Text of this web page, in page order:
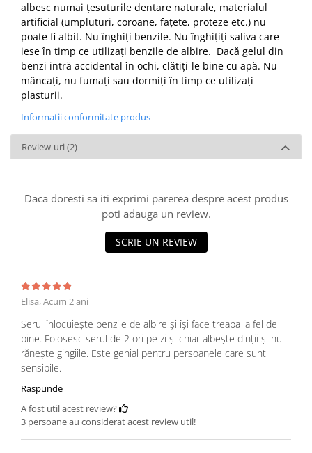
albesc numai țesuturile dentare naturale, materialul
artificial (umpluturi, coroane, fațete, proteze etc.) nu
poate fi albit. Nu înghiți benzile. Nu înghițiți saliva care
iese în timp ce utilizați benzile de albire. Dacă gelul din
benzi intră accidental în ochi, clătiți-le bine cu apă. Nu
mâncați, nu fumați sau dormiți în timp ce utilizați
plasturii.
Informatii conformitate produs
Review-uri (2)
Daca doresti sa iti exprimi parerea despre acest produs
poti adauga un review.
SCRIE UN REVIEW
Elisa,Acum 2 ani
Serul înlocuiește benzile de albire și își face treaba la fel de
bine. Folosesc serul de 2 ori pe zi și chiar albește dinții și nu
rănește gingiile. Este genial pentru persoanele care sunt
sensibile.
Raspunde
A fost util acest review?
3 persoane au considerat acest review util!